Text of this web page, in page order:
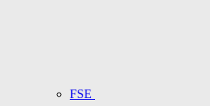
FSE